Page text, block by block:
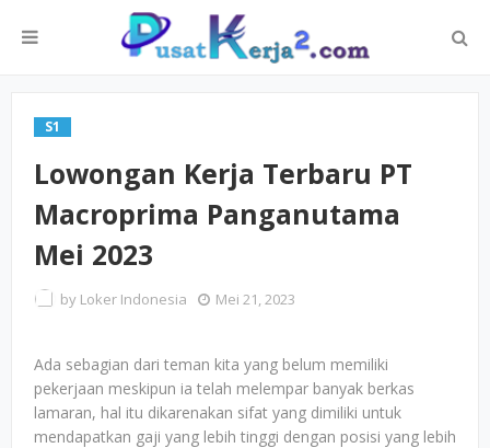
S1
Lowongan Kerja Terbaru PT
Macroprima Panganutama
Mei 2023
by Loker Indonesia Mei 21, 2023
Ada sebagian dari teman kita yang belum memiliki
pekerjaan meskipun ia telah melempar banyak berkas
lamaran, hal itu dikarenakan sifat yang dimiliki untuk
mendapatkan gaji yang lebih tinggi dengan posisi yang lebih